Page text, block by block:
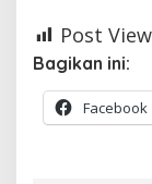
Post
Bagikan ini:
Facebook